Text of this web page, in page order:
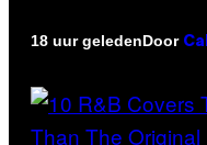
18 uur geledenDoor